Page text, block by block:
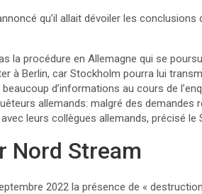
qu’il allait dévoiler les conclusions
la procédure en Allemagne qui se
Berlin, car Stockholm pourra lui
d’informations au cours de
allemands: malgré des demandes
leurs collègues allemands, précisé le
Nord Stream
2022 la présence de «